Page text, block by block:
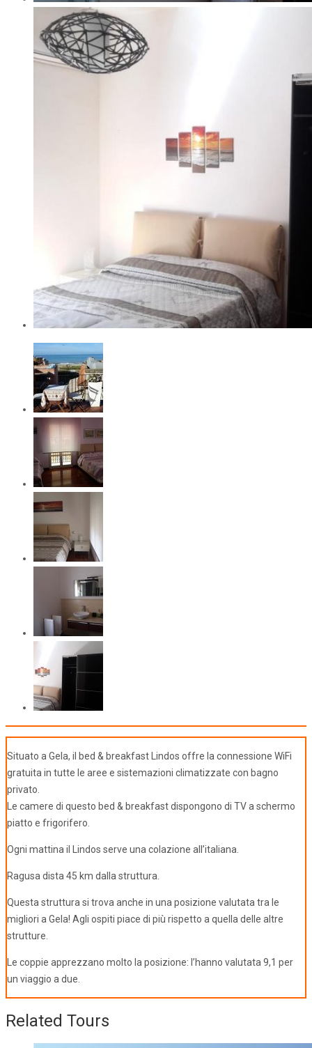
Situato a Gela, il bed & breakfast Lindos offre la connessione WiFi
gratuita in tutte le aree e sistemazioni climatizzate con bagno
privato.
Le camere di questo bed & breakfast dispongono di TV a schermo
piatto e frigorifero.
Ogni mattina il Lindos serve una colazione all’italiana.
Ragusa dista 45 km dalla struttura.
Questa struttura si trova anche in una posizione valutata tra le
migliori a Gela! Agli ospiti piace di più rispetto a quella delle altre
strutture.
Le coppie apprezzano molto la posizione: l’hanno valutata 9,1 per
un viaggio a due.
Related Tours